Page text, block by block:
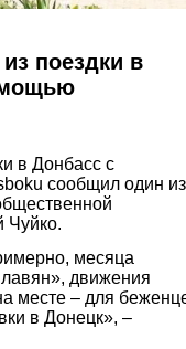
поездки в
в Донбасс с
сообщил один из
Чуйко.
месяца
движения
месте – для
в Донецк», –